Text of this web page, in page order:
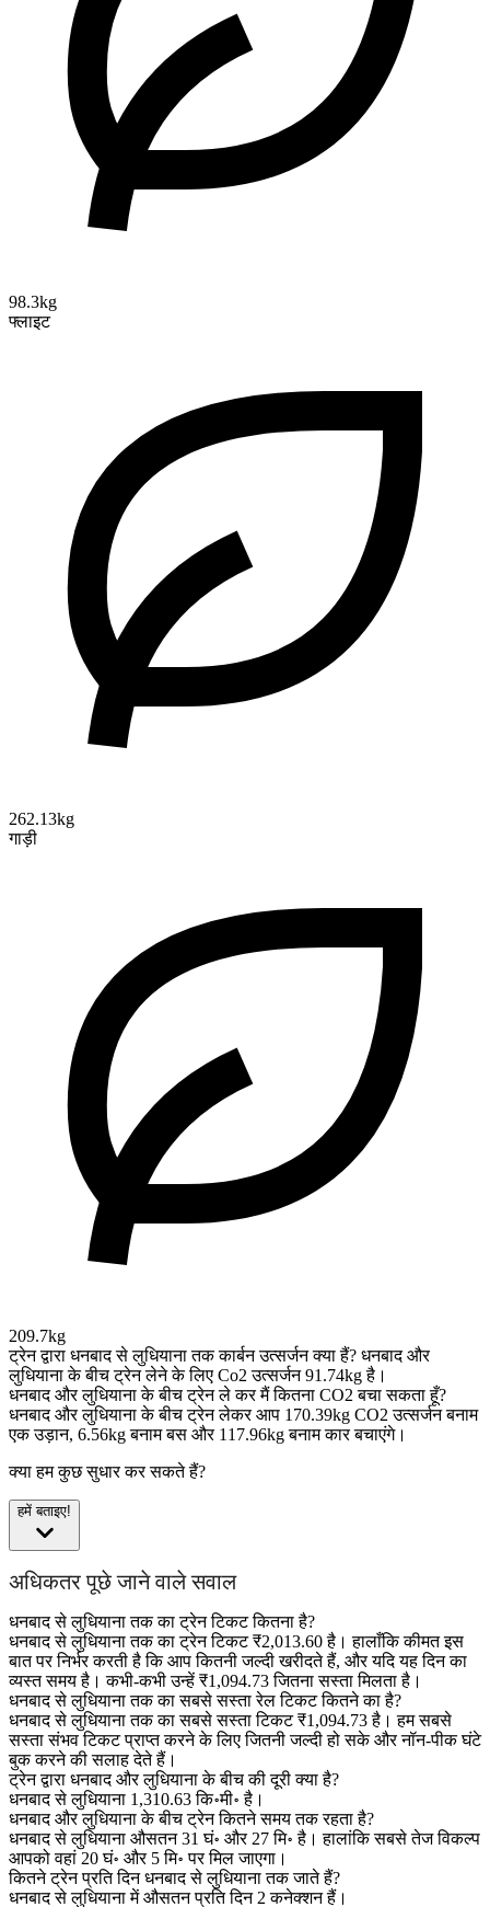
98.3kg
फ्लाइट
262.13kg
गाड़ी
209.7kg
ट्रेन द्वारा धनबाद से लुधियाना तक कार्बन उत्सर्जन क्या हैं? धनबाद और
लुधियाना के बीच ट्रेन लेने के लिए Co2 उत्सर्जन 91.74kg है।
धनबाद और लुधियाना के बीच ट्रेन ले कर मैं कितना CO2 बचा सकता हूँ?
धनबाद और लुधियाना के बीच ट्रेन लेकर आप 170.39kg CO2 उत्सर्जन बनाम
एक उड़ान, 6.56kg बनाम बस और 117.96kg बनाम कार बचाएंगे।
क्या हम कुछ सुधार कर सकते हैं?
हमें बताइए!
अधिकतर पूछे जाने वाले सवाल
धनबाद से लुधियाना तक का ट्रेन टिकट कितना है?
धनबाद से लुधियाना तक का ट्रेन टिकट ₹2,013.60 है। हालाँकि कीमत इस
बात पर निर्भर करती है कि आप कितनी जल्दी खरीदते हैं, और यदि यह दिन का
व्यस्त समय है। कभी-कभी उन्हें ₹1,094.73 जितना सस्ता मिलता है।
धनबाद से लुधियाना तक का सबसे सस्ता रेल टिकट कितने का है?
धनबाद से लुधियाना तक का सबसे सस्ता टिकट ₹1,094.73 है। हम सबसे
सस्ता संभव टिकट प्राप्त करने के लिए जितनी जल्दी हो सके और नॉन-पीक घंटे
बुक करने की सलाह देते हैं।
ट्रेन द्वारा धनबाद और लुधियाना के बीच की दूरी क्या है?
धनबाद से लुधियाना 1,310.63 कि॰मी॰ है।
धनबाद और लुधियाना के बीच ट्रेन कितने समय तक रहता है?
धनबाद से लुधियाना औसतन 31 घं॰ और 27 मि॰ है। हालांकि सबसे तेज विकल्प
आपको वहां 20 घं॰ और 5 मि॰ पर मिल जाएगा।
कितने ट्रेन प्रति दिन धनबाद से लुधियाना तक जाते हैं?
धनबाद से लुधियाना में औसतन प्रति दिन 2 कनेक्शन हैं।